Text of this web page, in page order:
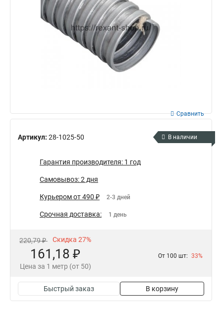
Артикул: 28-1025-50
Сравнить
В наличии
Гарантия производителя: 1 год
Самовывоз: 2 дня
Курьером от 490 ₽ 2-3 дней
Срочная доставка: 1 день
220,79 ₽ Скидка 27%
161,18 ₽
Цена за 1 метр (от 50)
От 100 шт: 33%
Быстрый заказ В корзину